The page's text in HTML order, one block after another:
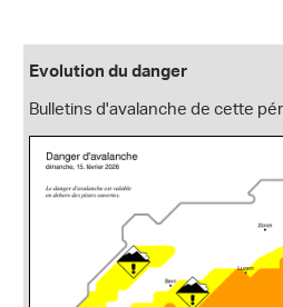
Evolution du danger
Bulletins d'avalanche de cette